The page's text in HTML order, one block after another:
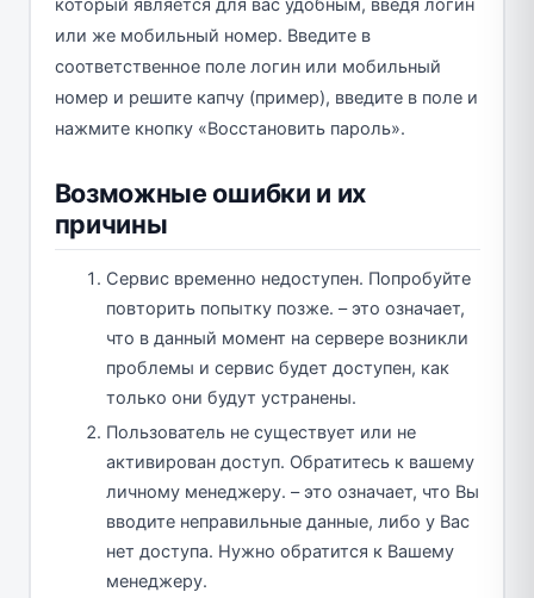
который является для вас удобным, введя логин
или же мобильный номер. Введите в
соответственное поле логин или мобильный
номер и решите капчу (пример), введите в поле и
нажмите кнопку «Восстановить пароль».
Возможные ошибки и их
причины
Сервис временно недоступен. Попробуйте
повторить попытку позже. – это означает,
что в данный момент на сервере возникли
проблемы и сервис будет доступен, как
только они будут устранены.
Пользователь не существует или не
активирован доступ. Обратитесь к вашему
личному менеджеру. – это означает, что Вы
вводите неправильные данные, либо у Вас
нет доступа. Нужно обратится к Вашему
менеджеру.